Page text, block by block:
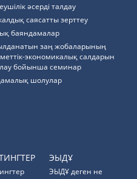
әсерді талдау
саясатты зерттеу
баяндамалар
заң жобаларының
экономикалық салдарын
бойынша семинар
шолулар
ЭЫДҰ
ЭЫДҰ деген не